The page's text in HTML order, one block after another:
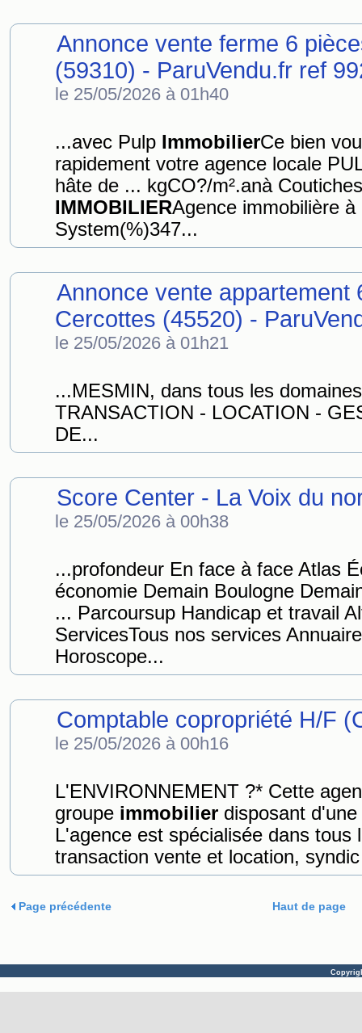
Annonce vente ferme 6
(59310) - ParuVendu.fr ref
le 25/05/2026 à 01h40
...avec Pulp ImmobilierCe bien
rapidement votre agence locale
hâte de ... kgCO?/m².anà
IMMOBILIERAgence immobilière
System(%)347...
Annonce vente appartement
Cercottes (45520) -
le 25/05/2026 à 01h21
...MESMIN, dans tous les
TRANSACTION - LOCATION -
DE...
Score Center - La Voix du
le 25/05/2026 à 00h38
...profondeur En face à face Atlas
économie Demain Boulogne
... Parcoursup Handicap et travail
ServicesTous nos services
Horoscope...
Comptable copropriété H/F
le 25/05/2026 à 00h16
L'ENVIRONNEMENT ?* Cette
groupe immobilier disposant
L'agence est spécialisée dans tous
transaction vente et location,
Page précédente Haut de page